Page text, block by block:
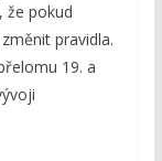
že pokud
pravidla.
19. a